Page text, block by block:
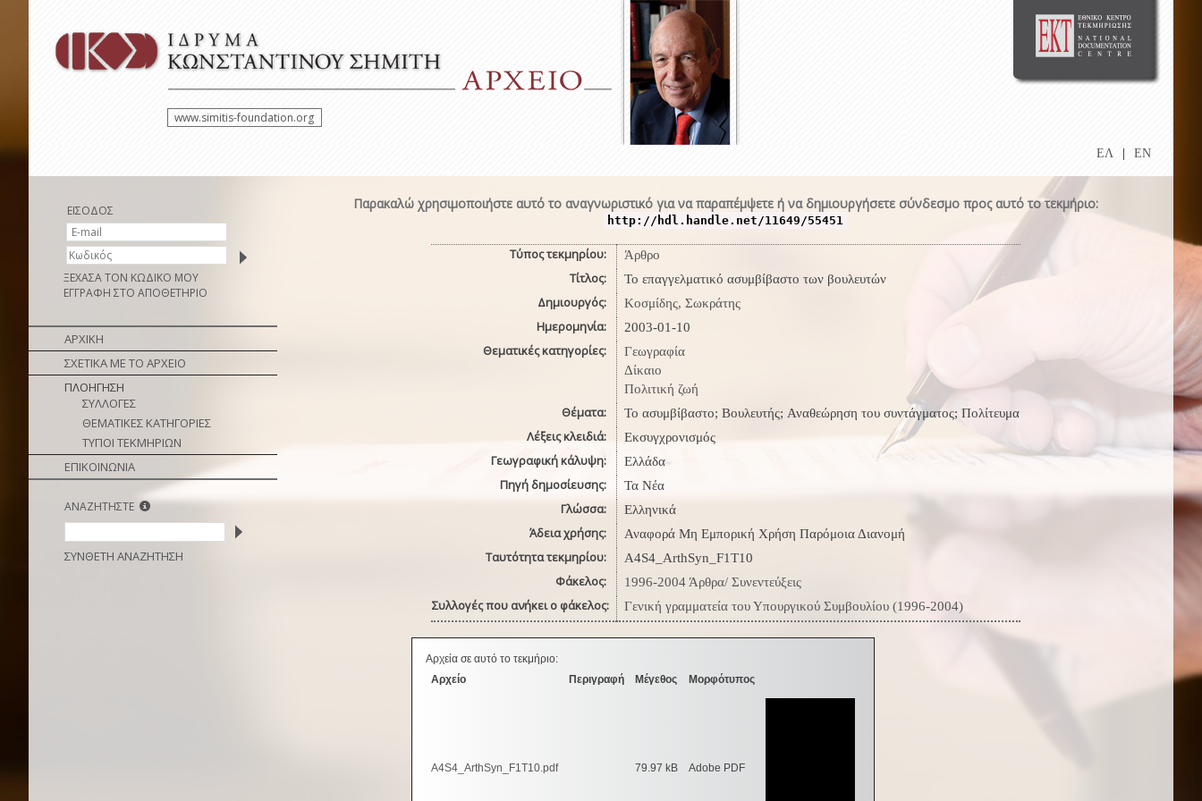
www.simitis-foundation.org
ΕΛ EN
ΕΙΣΟΔΟΣ
ΞΕΧΑΣΑ ΤΟΝ ΚΩΔΙΚΟ ΜΟΥ
ΕΓΓΡΑΦΗ ΣΤΟ ΑΠΟΘΕΤΗΡΙΟ
ΑΡΧΙΚΗ
ΣΧΕΤΙΚΑ ΜΕ ΤΟ ΑΡΧΕΙΟ
ΠΛΟΗΓΗΣΗ
ΣΥΛΛΟΓΕΣ
ΘΕΜΑΤΙΚΕΣ ΚΑΤΗΓΟΡΙΕΣ
ΤΥΠΟΙ ΤΕΚΜΗΡΙΩΝ
ΕΠΙΚΟΙΝΩΝΙΑ
ΑΝΑΖΗΤΗΣΤΕ
ΣΥΝΘΕΤΗ ΑΝΑΖΗΤΗΣΗ
Παρακαλώ χρησιμοποιήστε αυτό το αναγνωριστικό για να παραπέμψετε ή να δημιουργήσετε σύνδεσμο προς αυτό το τεκμήριο:
http://hdl.handle.net/11649/55451
Τύπος τεκμηρίου: Άρθρο
Τίτλος: Το επαγγελματικό ασυμβίβαστο των βουλευτών
Δημιουργός: Κοσμίδης, Σωκράτης
Ημερομηνία: 2003-01-10
Θεματικές κατηγορίες:
Γεωγραφία
Δίκαιο
Πολιτική ζωή
Θέματα: Το ασυμβίβαστο; Βουλευτής; Αναθεώρηση του συντάγματος; Πολίτευμα
Λέξεις κλειδιά: Εκσυγχρονισμός
Γεωγραφική κάλυψη: Ελλάδα
Πηγή δημοσίευσης: Τα Νέα
Γλώσσα: Ελληνικά
Άδεια χρήσης: Αναφορά Μη Εμπορική Χρήση Παρόμοια Διανομή
Ταυτότητα τεκμηρίου: A4S4_ArthSyn_F1T10
Φάκελος: 1996-2004 Άρθρα/ Συνεντεύξεις
Συλλογές που ανήκει ο φάκελος: Γενική γραμματεία του Υπουργικού Συμβουλίου (1996-2004)
Αρχεία σε αυτό το τεκμήριο:
Αρχείο
Περιγραφή Μέγεθος Μορφότυπος
A4S4_ArthSyn_F1T10.pdf 79.97 kB Adobe PDF